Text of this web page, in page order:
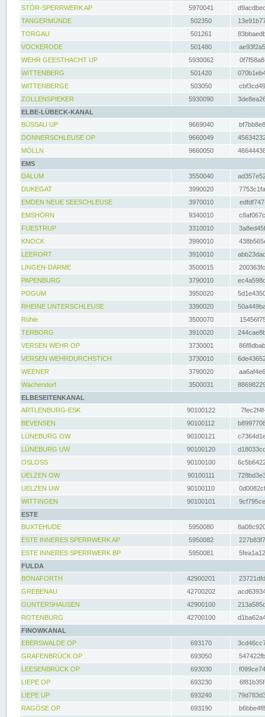
STÖR-SPERRWERK AP 5970041
TANGERMÜNDE
502350
TORGAU
501261
VOCKERODE
501480
WEHR GEESTHACHT UP
5930062
WITTENBERG
501420
WITTENBERGE
503050
ZOLLENSPIEKER
5930090
ELBE-LÜBECK-KANAL
BÜSSAU UP
9669040
DONNERSCHLEUSE OP
9660049
MÖLLN
9660050
EMS
DALUM
3550040
DUKEGAT
3990020
EMDEN NEUE SEESCHLEUSE
3970010
EMSHÖRN
9340010
FUESTRUP
3310010
KNOCK
3990010
LEERORT
3910010
LINGEN-DARME
3500015
PAPENBURG
3790010
POGUM
3950020
RHEINE UNTERSCHLEUSE
3390020
Rühle
3500070
TERBORG
3910020
VERSEN WEHR OP
3730001
VERSEN WEHRDURCHSTICH
3730010
WEENER
3790020
Wachendorf
3500031
ELBESEITENKANAL
ARTLENBURG-ESK
90100122
BEVENSEN
90100112
LÜNEBURG OW
90100121
LÜNEBURG UW
90100120
OSLOSS
90100100
UELZEN OW
90100111
UELZEN UW
90100110
WITTINGEN
90100101
ESTE
BUXTEHUDE
5950080
ESTE INNERES SPERRWERK AP
5950082
ESTE INNERES SPERRWERK BP
5950081
FULDA
BONAFORTH
42900201
GREBENAU
42700202
GUNTERSHAUSEN
42900100
ROTENBURG
42700100
FINOWKANAL
EBERSWALDE OP
693170
GRAFENBRÜCK OP
693050
LEESENBRÜCK OP
693030
LIEPE OP
693230
LIEPE UP
693240
RAGÖSE OP
693190